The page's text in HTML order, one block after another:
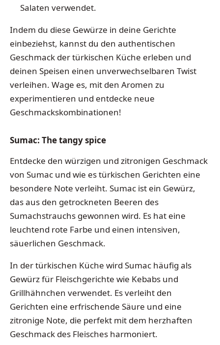
Salaten verwendet.
Indem du diese Gewürze in deine Gerichte
einbeziehst, kannst du den authentischen
Geschmack der türkischen Küche erleben und
deinen Speisen einen unverwechselbaren Twist
verleihen. Wage es, mit den Aromen zu
experimentieren und entdecke neue
Geschmackskombinationen!
Sumac: The tangy spice
Entdecke den würzigen und zitronigen Geschmack
von Sumac und wie es türkischen Gerichten eine
besondere Note verleiht. Sumac ist ein Gewürz,
das aus den getrockneten Beeren des
Sumachstrauchs gewonnen wird. Es hat eine
leuchtend rote Farbe und einen intensiven,
säuerlichen Geschmack.
In der türkischen Küche wird Sumac häufig als
Gewürz für Fleischgerichte wie Kebabs und
Grillhähnchen verwendet. Es verleiht den
Gerichten eine erfrischende Säure und eine
zitronige Note, die perfekt mit dem herzhaften
Geschmack des Fleisches harmoniert.